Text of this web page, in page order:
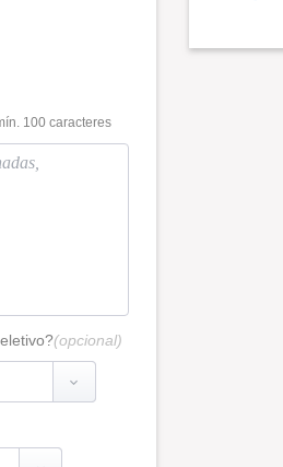
100 caracteres
(opcional)